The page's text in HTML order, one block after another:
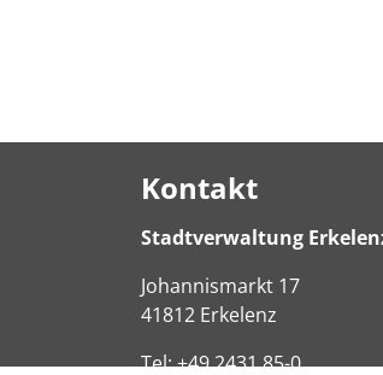
Kontakt
Stadtverwaltung
Johannismarkt 17
41812 Erkelenz
Tel:+49 2431 85-0